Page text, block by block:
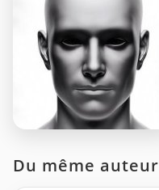
Du même auteur